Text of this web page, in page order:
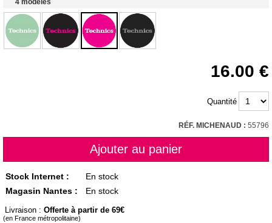
4 modèles
16.00
Quantité
RÉF. MICHENAUD : 55796
Stock Internet :
En stock
Magasin Nantes :
En stock
Livraison : Offerte à partir de 69
(en France métropolitaine)